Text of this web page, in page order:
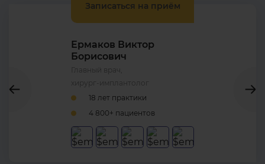
Записаться на приём
Ермаков Виктор
Борисович
Главный врач,
хирург-имплантолог
18 лет практики
4 800+ пациентов